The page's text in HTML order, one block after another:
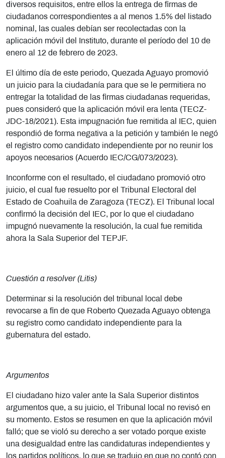
diversos requisitos, entre ellos la entrega de firmas de
ciudadanos correspondientes a al menos 1.5% del listado
nominal, las cuales debían ser recolectadas con la
aplicación móvil del Instituto, durante el período del 10 de
enero al 12 de febrero de 2023.
El último día de este periodo, Quezada Aguayo promovió
un juicio para la ciudadanía para que se le permitiera no
entregar la totalidad de las firmas ciudadanas requeridas,
pues consideró que la aplicación móvil era lenta (TECZ-
JDC-18/2021). Esta impugnación fue remitida al IEC, quien
respondió de forma negativa a la petición y también le negó
el registro como candidato independiente por no reunir los
apoyos necesarios (Acuerdo IEC/CG/073/2023).
Inconforme con el resultado, el ciudadano promovió otro
juicio, el cual fue resuelto por el Tribunal Electoral del
Estado de Coahuila de Zaragoza (TECZ). El Tribunal local
confirmó la decisión del IEC, por lo que el ciudadano
impugnó nuevamente la resolución, la cual fue remitida
ahora la Sala Superior del TEPJF.
Cuestión a resolver (Litis)
Determinar si la resolución del tribunal local debe
revocarse a fin de que Roberto Quezada Aguayo obtenga
su registro como candidato independiente para la
gubernatura del estado.
Argumentos
El ciudadano hizo valer ante la Sala Superior distintos
argumentos que, a su juicio, el Tribunal local no revisó en
su momento. Estos se resumen en que la aplicación móvil
falló; que se violó su derecho a ser votado porque existe
una desigualdad entre las candidaturas independientes y
los partidos políticos, lo que se tradujo en que no contó con